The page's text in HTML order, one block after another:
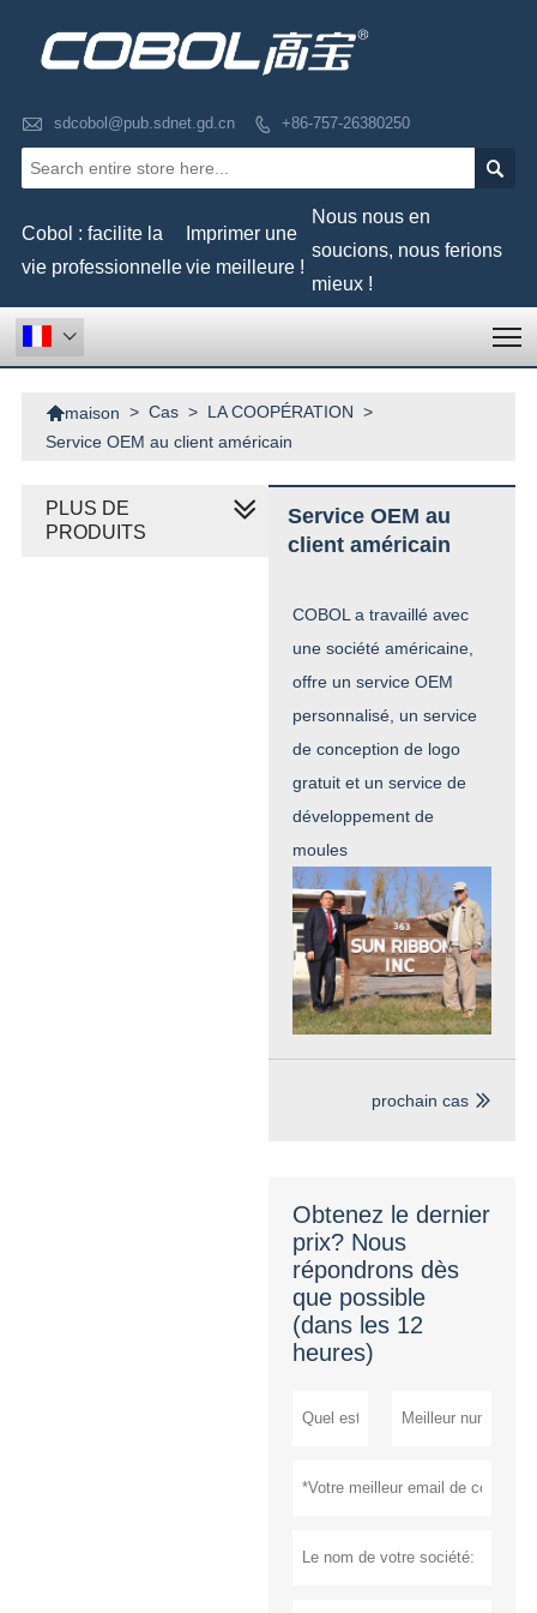
 sdcobol@pub.sdnet.gd.cn  +86-757-26380250

Cobol : facilite la
vie professionnelle
Imprimer une
vie meilleure !
Nous nous en
soucions, nous ferions
mieux !

maison > Cas > LA COOPÉRATION >
Service OEM au client américain
Service OEM au
client américain
COBOL a travaillé avec
une société américaine,
offre un service OEM
personnalisé, un service
de conception de logo
gratuit et un service de
développement de
moules

prochain cas
Obtenez le dernier
prix? Nous
répondrons dès
que possible
(dans les 12
heures)
PLUS DE
PRODUITS